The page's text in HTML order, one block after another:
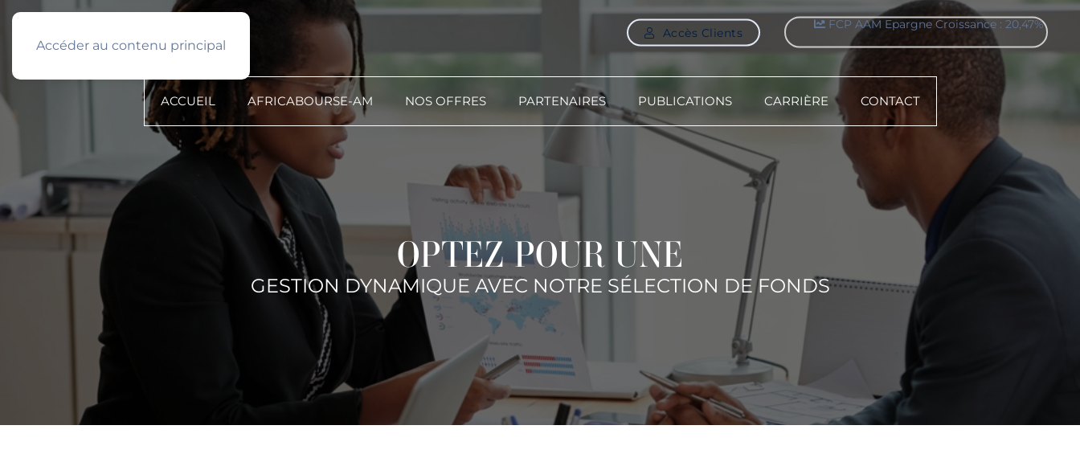
Accéder au contenu principal
Accès Clients
FCP AAM Epargne Croissance : 20,47%
ACCUEIL AFRICABOURSE-AM NOS OFFRES PARTENAIRES PUBLICATIONS CARRIÈRE CONTACT
OPTEZ POUR UNE
GESTION DYNAMIQUE AVEC NOTRE SÉLECTION DE FONDS